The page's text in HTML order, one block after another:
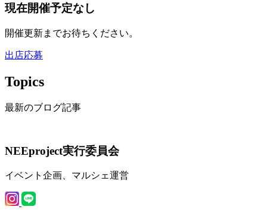
現在開催予定なし
開催更新までお待ちください。
出店応募
Topics
最新のブログ記事
NEEproject実行委員会
イベント企画、マルシェ運営